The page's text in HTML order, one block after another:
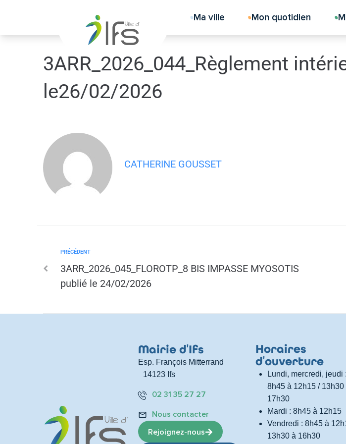
Ma ville Mon quotidien
3ARR_2026_044_Règlement
le26/02/2026
CATHERINE GOUSSET
PRÉCÉDENT
3ARR_2026_045_FLOROTP_8 BIS IMPASSE MYOSOTIS
publié le 24/02/2026
Mairie d'Ifs
Esp. François Mitterrand
14123 Ifs
02 31 35 27 27
Nous contacter
Rejoignez-nous
Horaires
d'ouverture
Lundi, mercredi, jeudi :
8h45 à 12h15 / 13h30
17h30
Mardi : 8h45 à 12h15
Vendredi : 8h45 à
13h30 à 16h30